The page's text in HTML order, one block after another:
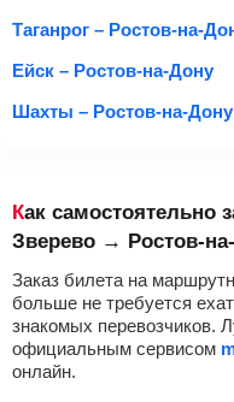
Таганрог – Ростов-на-
Ейск – Ростов-на-Дону
Шахты – Ростов-на-Дону
Как самостоятельно заказать билет на маршрутку
Зверево → Ростов-
Заказ билета на
больше не требуется
знакомых перевозчиков.
официальным сервисом
онлайн.